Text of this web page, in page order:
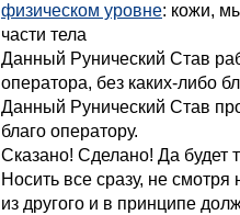
физическом уровне: кожи,
части тела
Данный Рунический Став
оператора, без каких-либо
Данный Рунический Став
благо оператору.
Сказано! Сделано! Да будет
Носить все сразу, не
из другого и в принципе